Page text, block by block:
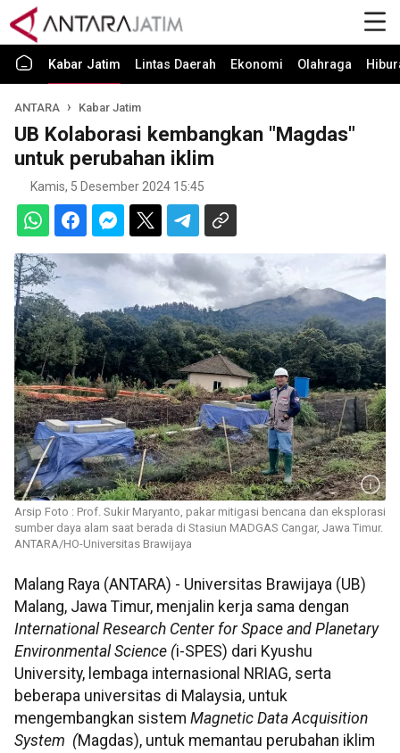
Kabar Jatim Lintas Daerah Ekonomi Olahraga
ANTARA Kabar Jatim
UB Kolaborasi kembangkan "Magdas"
untuk perubahan iklim
Kamis, 5 Desember 2024 15:45
Arsip Foto : Prof. Sukir Maryanto, pakar mitigasi bencana dan eksplorasi
sumber daya alam saat berada di Stasiun MADGAS Cangar, Jawa Timur.
ANTARA/HO-Universitas Brawijaya
Malang Raya (ANTARA) - Universitas Brawijaya (UB)
Malang, Jawa Timur, menjalin kerja sama dengan
International Research Center for Space and Planetary
Environmental Science (i-SPES) dari Kyushu
University, lembaga internasional NRIAG, serta
beberapa universitas di Malaysia, untuk
mengembangkan sistem Magnetic Data Acquisition
System (Magdas), untuk memantau perubahan iklim